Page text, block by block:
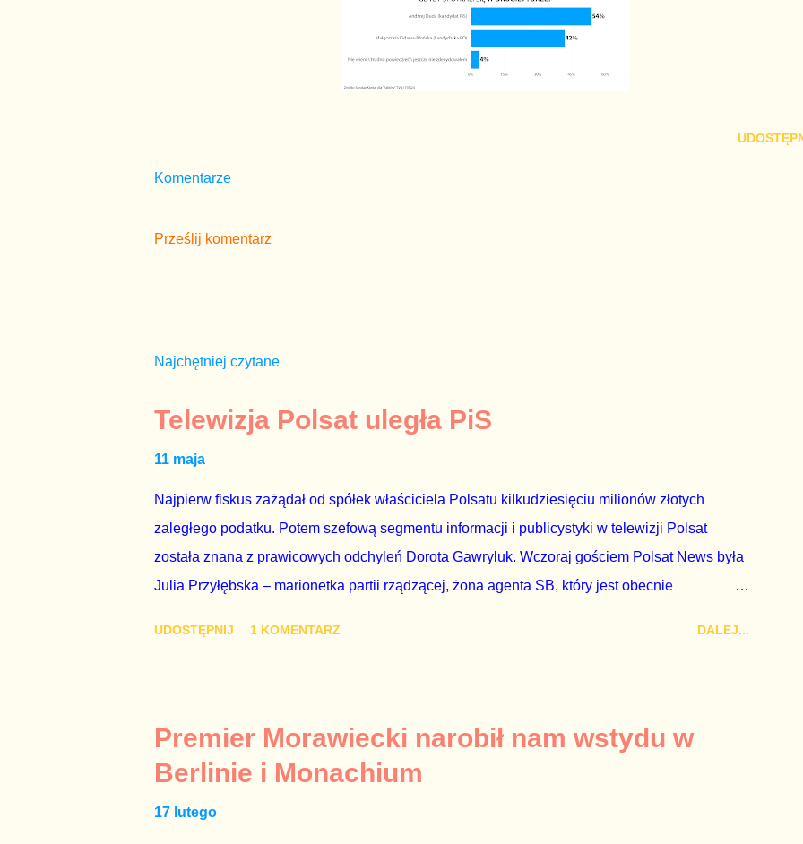
Komentarze
Prześlij komentarz
Najchętniej czytane
Telewizja Polsat uległa PiS
11 maja
Najpierw fiskus zażądał od spółek właściciela Polsatu kilkudziesięciu milionów złotych
zaległego podatku. Potem szefową segmentu informacji i publicystyki w telewizji Polsat
została znana z prawicowych odchyleń Dorota Gawryluk. Wczoraj gościem Polsat News była
Julia Przyłębska – marionetka partii rządzącej, żona agenta SB, który jest obecnie
z TVP i TVN nie dorastają do pięt. Smutne, że znowu dał się złamać partii Jarosława
Kaczyńskiego. Znowu, bo w 2007 roku też tak się stało. Na kilka tygodni przed
przedterminowymi wyborami parlamentarnymi do biur Solorza politycy PiS wysłali Agencję
Bezpieczeństwa Wewnętrznego, a kilka dni później...
UDOSTĘPNIJ 1 KOMENTARZ DALEJ...
Premier Morawiecki narobił nam wstydu w
Berlinie i Monachium
17 lutego